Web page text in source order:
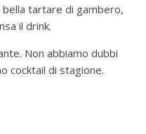
tartare di gambero,
il drink.
Non abbiamo dubbi
cocktail di stagione.